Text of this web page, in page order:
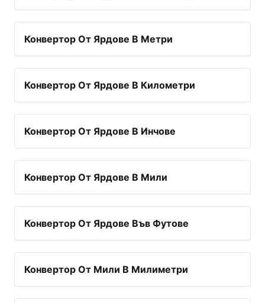
Конвертор От Ярдове В Метри
Конвертор От Ярдове В Километри
Конвертор От Ярдове В Инчове
Конвертор От Ярдове В Мили
Конвертор От Ярдове Във Футове
Конвертор От Мили В Милиметри